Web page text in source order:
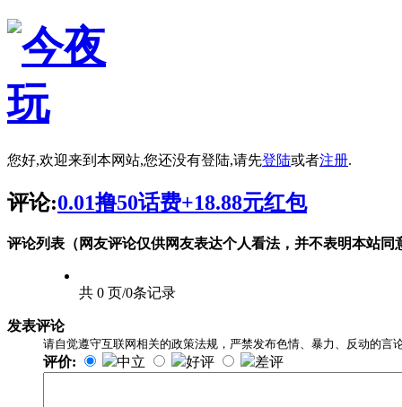
您好,欢迎来到本网站,您还没有登陆,请先登陆或者注册.
评论:0.01撸50话费+18.88元红包
评论列表（网友评论仅供网友表达个人看法，并不表明本站同
共 0 页/0条记录
发表评论
请自觉遵守互联网相关的政策法规，严禁发布色情、暴力、反动的言
评价: 中立 好评 差评